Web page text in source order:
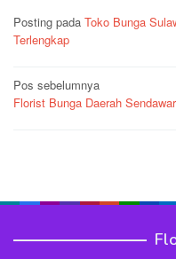
Posting pada Toko Bunga
Terlengkap
Navigasi
pos
Pos sebelumnya
Florist Bunga Daerah Sendawar